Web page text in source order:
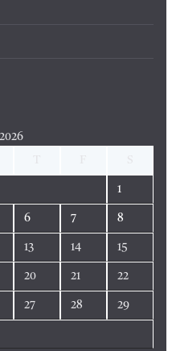
1
6 7 8
13 14 15
20 21 22
27 28 29